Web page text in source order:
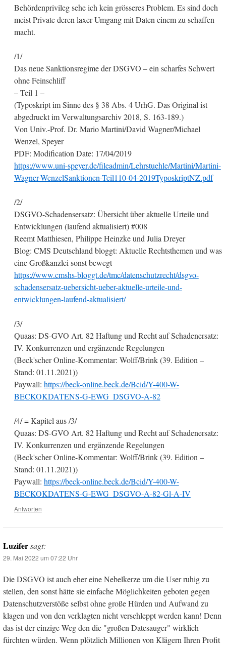
Behördenprivileg sehe ich kein grösseres Problem. Es sind doch
meist Private deren laxer Umgang mit Daten einem zu schaffen
macht.
/1/
Das neue Sanktionsregime der DSGVO – ein scharfes Schwert
ohne Feinschliff
– Teil 1 –
(Typoskript im Sinne des § 38 Abs. 4 UrhG. Das Original ist
abgedruckt im Verwaltungsarchiv 2018, S. 163-189.)
Von Univ.-Prof. Dr. Mario Martini/David Wagner/Michael
Wenzel, Speyer
PDF: Modification Date: 17/04/2019
https://www.uni-speyer.de/fileadmin/Lehrstuehle/Martini/Martini-
Wagner-WenzelSanktionen-Teil110-04-2019TyposkriptNZ.pdf
/2/
DSGVO-Schadensersatz: Übersicht über aktuelle Urteile und
Entwicklungen (laufend aktualisiert) #008
Reemt Matthiesen, Philippe Heinzke und Julia Dreyer
Blog: CMS Deutschland bloggt: Aktuelle Rechtsthemen und was
eine Großkanzlei sonst bewegt
https://www.cmshs-bloggt.de/tmc/datenschutzrecht/dsgvo-
schadensersatz-uebersicht-ueber-aktuelle-urteile-und-
entwicklungen-laufend-aktualisiert/
/3/
Quaas: DS-GVO Art. 82 Haftung und Recht auf Schadenersatz:
IV. Konkurrenzen und ergänzende Regelungen
(Beck'scher Online-Kommentar: Wolff/Brink (39. Edition –
Stand: 01.11.2021))
Paywall: https://beck-online.beck.de/Bcid/Y-400-W-
BECKOKDATENS-G-EWG_DSGVO-A-82
/4/ = Kapitel aus /3/
Quaas: DS-GVO Art. 82 Haftung und Recht auf Schadenersatz:
IV. Konkurrenzen und ergänzende Regelungen
(Beck'scher Online-Kommentar: Wolff/Brink (39. Edition –
Stand: 01.11.2021))
Paywall: https://beck-online.beck.de/Bcid/Y-400-W-
BECKOKDATENS-G-EWG_DSGVO-A-82-Gl-A-IV
Antworten
Luzifersagt:
29. Mai 2022 um 07:22 Uhr
Die DSGVO ist auch eher eine Nebelkerze um die User ruhig zu
stellen, den sonst hätte sie einfache Möglichkeiten geboten gegen
Datenschutzverstöße selbst ohne große Hürden und Aufwand zu
klagen und von den verklagten nicht verschleppt werden kann! Denn
das ist der einzige Weg den die "großen Datesauger" wirklich
fürchten würden. Wenn plötzlich Millionen von Klägern Ihren Profit